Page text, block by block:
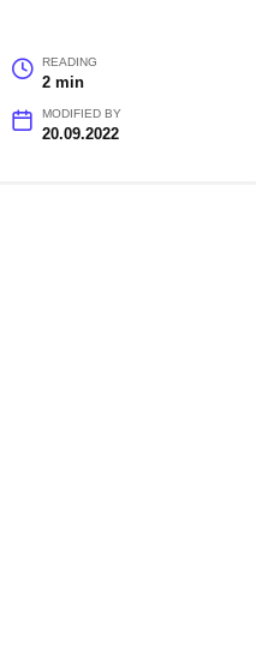
READING
2 min
MODIFIED BY
20.09.2022